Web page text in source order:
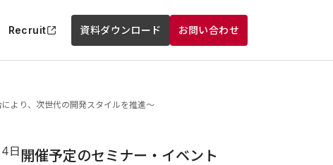
Recruit 資料ダウンロード お問い合わせ
より、次世代の開発スタイルを推進〜
日 開催予定のセミナー・イベント